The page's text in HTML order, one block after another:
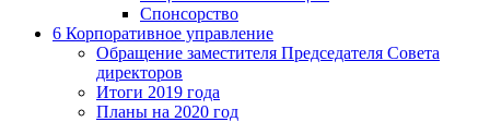
Спонсорство
6 Корпоративное управление
Обращение заместителя Председателя Совета
директоров
Итоги 2019 года
Планы на 2020 год